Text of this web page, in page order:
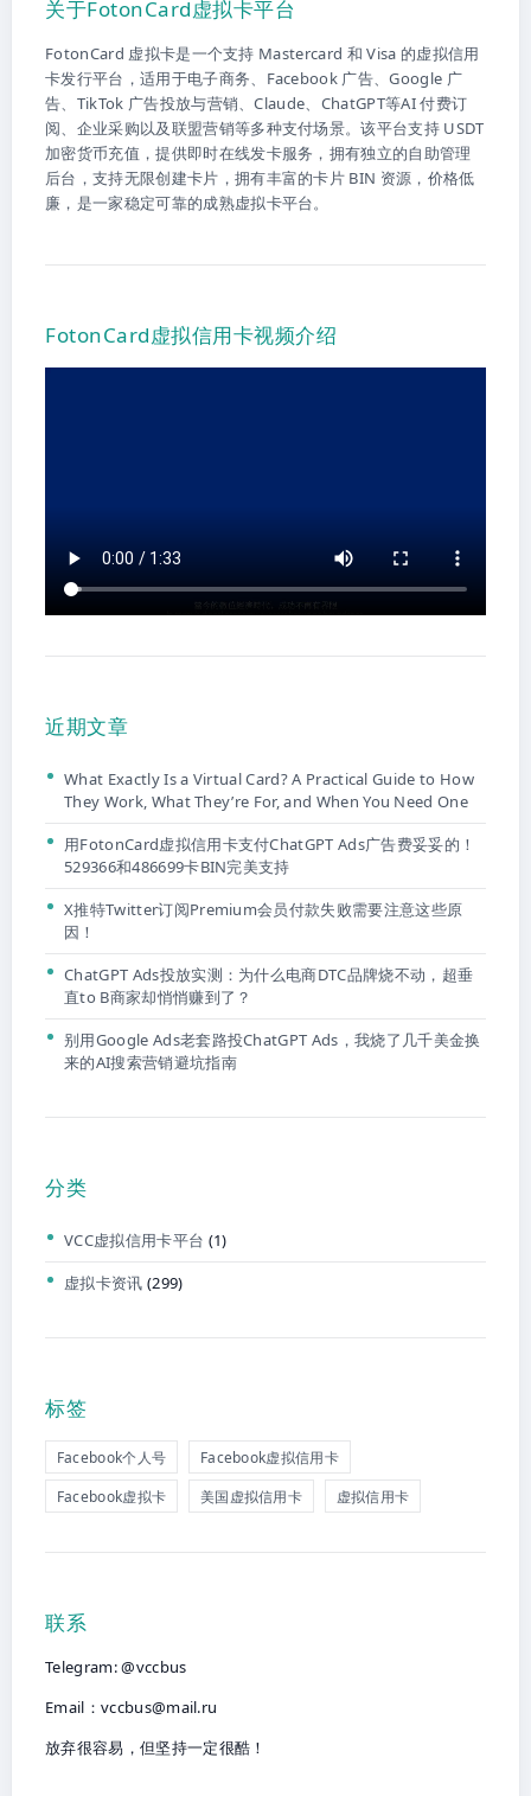
关于FotonCard虚拟卡平台
FotonCard 虚拟卡是一个支持 Mastercard 和 Visa 的虚拟信用
卡发行平台，适用于电子商务、Facebook 广告、Google 广
告、TikTok 广告投放与营销、Claude、ChatGPT等AI 付费订
阅、企业采购以及联盟营销等多种支付场景。该平台支持 USDT
加密货币充值，提供即时在线发卡服务，拥有独立的自助管理
后台，支持无限创建卡片，拥有丰富的卡片 BIN 资源，价格低
廉，是一家稳定可靠的成熟虚拟卡平台。
FotonCard虚拟信用卡视频介绍
近期文章
What Exactly Is a Virtual Card? A Practical Guide to How
They Work, What They’re For, and When You Need One
用FotonCard虚拟信用卡支付ChatGPT Ads广告费妥妥的！
529366和486699卡BIN完美支持
X推特Twitter订阅Premium会员付款失败需要注意这些原
因！
ChatGPT Ads投放实测：为什么电商DTC品牌烧不动，超垂
直to B商家却悄悄赚到了？
别用Google Ads老套路投ChatGPT Ads，我烧了几千美金换
来的AI搜索营销避坑指南
分类
VCC虚拟信用卡平台 (1)
虚拟卡资讯 (299)
标签
Facebook个人号
Facebook虚拟信用卡
Facebook虚拟卡
美国虚拟信用卡 虚拟信用卡
联系
Telegram: @vccbus
Email： vccbus@mail.ru
放弃很容易，但坚持一定很酷！